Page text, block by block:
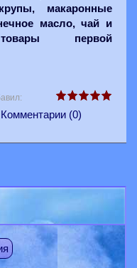
макаронные
масло, чай и
товары первой
Комментарии (0)